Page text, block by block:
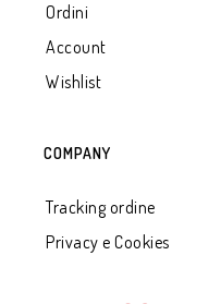
Ordini
Account
Wishlist
COMPANY
Tracking ordine
Privacy e Cookies